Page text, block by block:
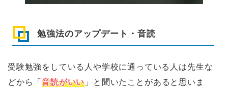
勉強法のアップデート・音読
受験勉強をしている人や学校に通っている人は先生な
どから「音読がいい 」と聞いたことがあると思いま